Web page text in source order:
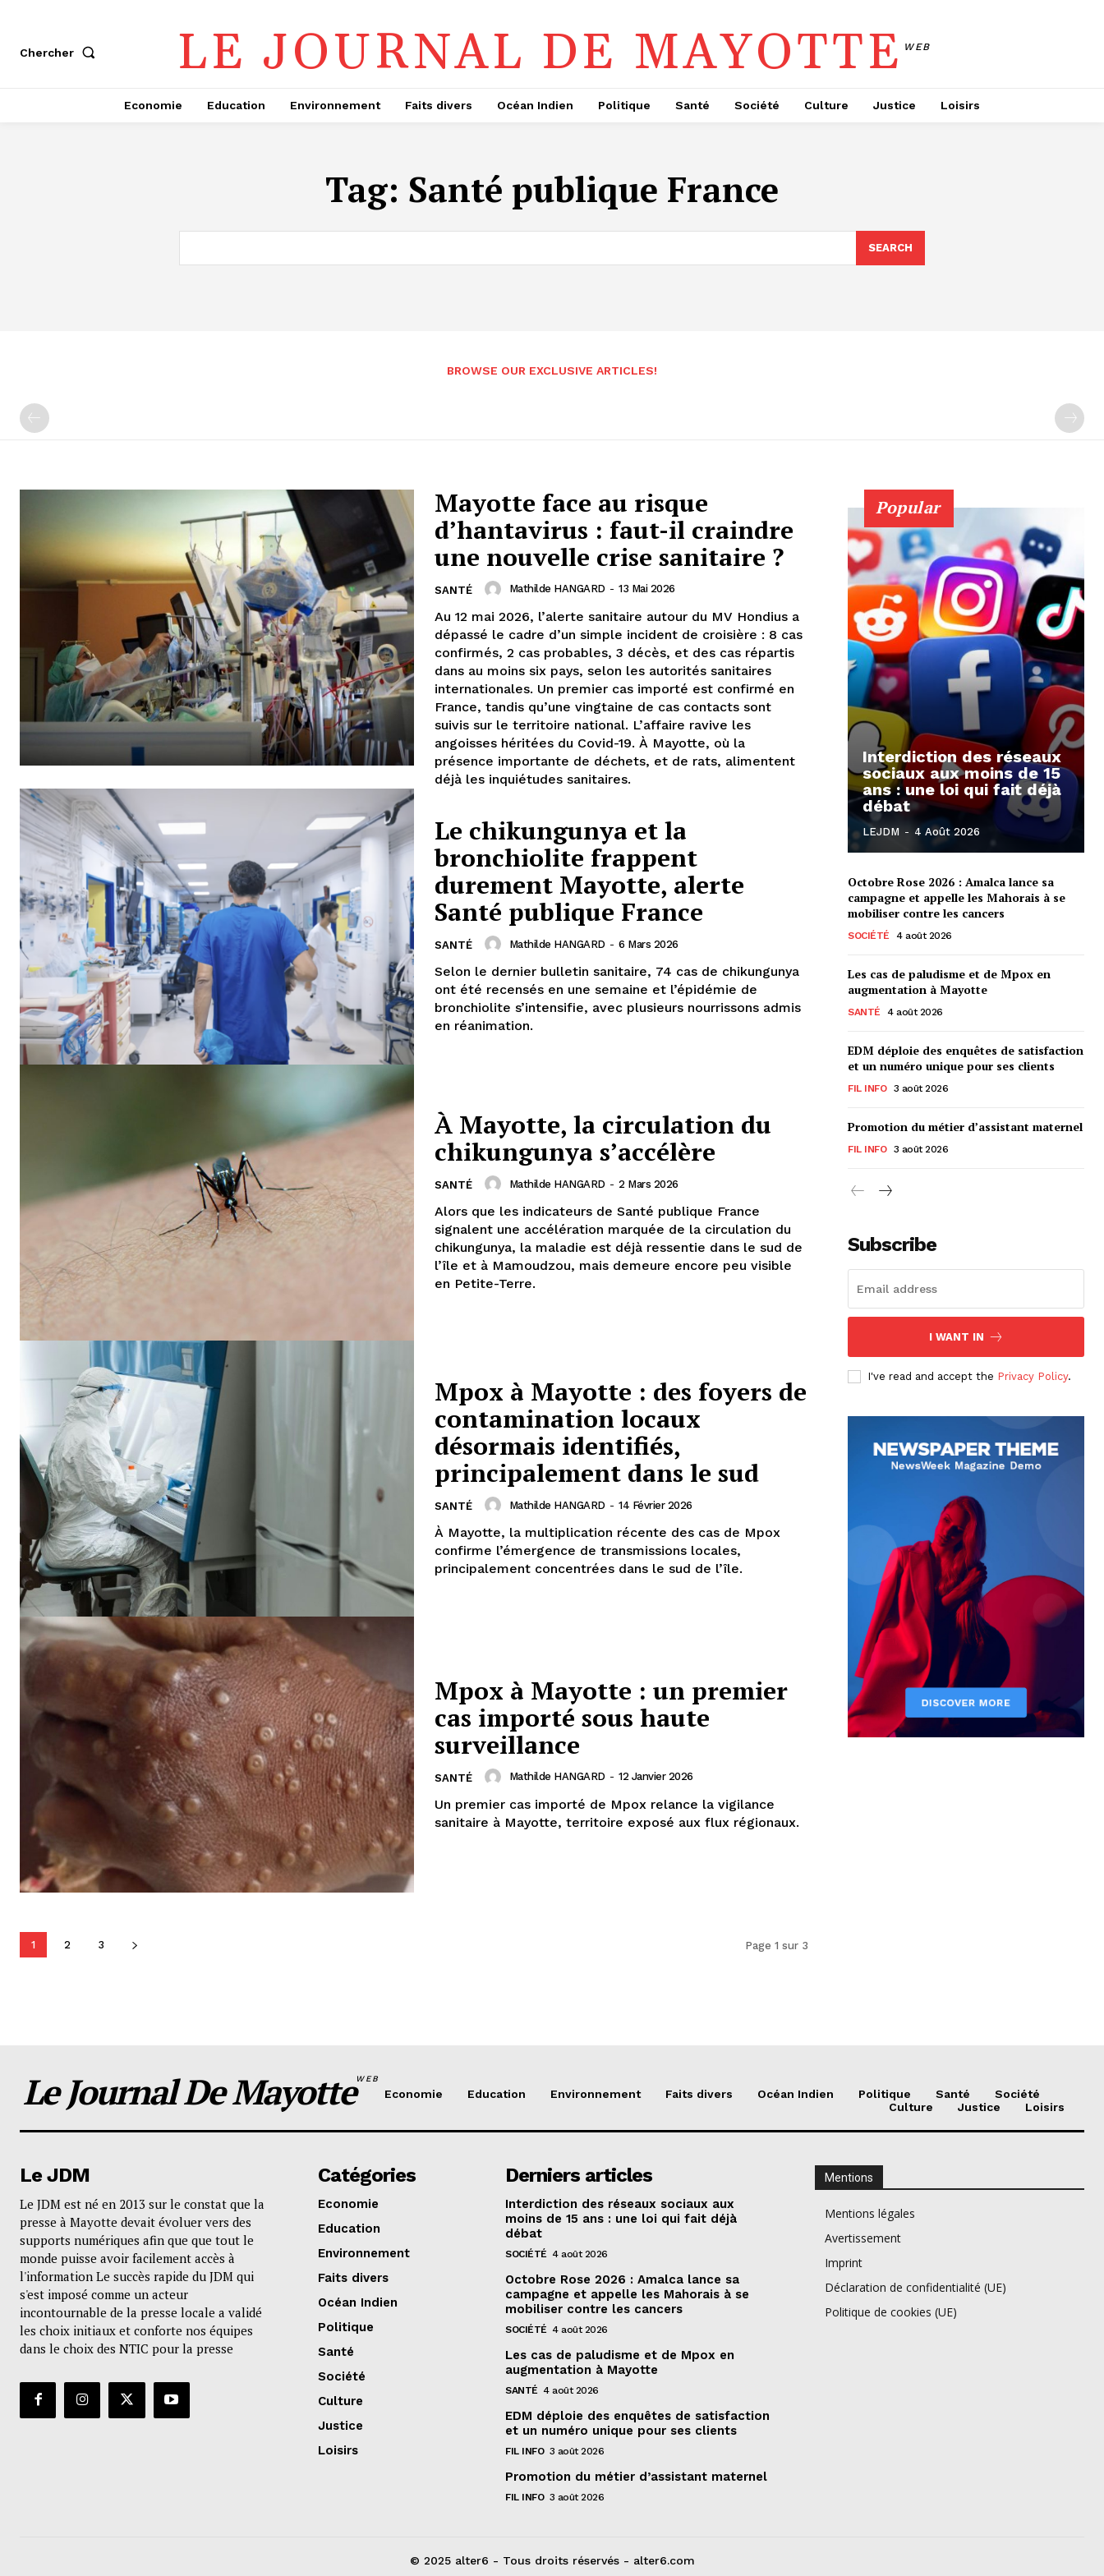
Chercher LE JOURNAL DE MAYOTTE WEB
Economie Education Environnement Faits divers Océan Indien Politique Santé Société Culture Justice Loisirs
Tag: Santé publique France
SEARCH
BROWSE OUR EXCLUSIVE ARTICLES!
Mayotte face au risque
d’hantavirus : faut-il craindre
une nouvelle crise sanitaire ?
SANTÉ Mathilde HANGARD - 13 Mai 2026
Au 12 mai 2026, l’alerte sanitaire autour du MV Hondius a
dépassé le cadre d’un simple incident de croisière : 8 cas
confirmés, 2 cas probables, 3 décès, et des cas répartis
dans au moins six pays, selon les autorités sanitaires
internationales. Un premier cas importé est confirmé en
France, tandis qu’une vingtaine de cas contacts sont
suivis sur le territoire national. L’affaire ravive les
angoisses héritées du Covid-19. À Mayotte, où la
présence importante de déchets, et de rats, alimentent
déjà les inquiétudes sanitaires.
Le chikungunya et la
bronchiolite frappent
durement Mayotte, alerte
Santé publique France
SANTÉ Mathilde HANGARD - 6 Mars 2026
Selon le dernier bulletin sanitaire, 74 cas de chikungunya
ont été recensés en une semaine et l’épidémie de
bronchiolite s’intensifie, avec plusieurs nourrissons admis
en réanimation.
À Mayotte, la circulation du
chikungunya s’accélère
SANTÉ Mathilde HANGARD - 2 Mars 2026
Alors que les indicateurs de Santé publique France
signalent une accélération marquée de la circulation du
chikungunya, la maladie est déjà ressentie dans le sud de
l’île et à Mamoudzou, mais demeure encore peu visible
en Petite-Terre.
Mpox à Mayotte : des foyers de
contamination locaux
désormais identifiés,
principalement dans le sud
SANTÉ Mathilde HANGARD - 14 Février 2026
À Mayotte, la multiplication récente des cas de Mpox
confirme l’émergence de transmissions locales,
principalement concentrées dans le sud de l’île.
Mpox à Mayotte : un premier
cas importé sous haute
surveillance
SANTÉ Mathilde HANGARD - 12 Janvier 2026
Un premier cas importé de Mpox relance la vigilance
sanitaire à Mayotte, territoire exposé aux flux régionaux.
1 2 3 Page 1 sur 3
Popular
Interdiction des réseaux
sociaux aux moins de 15
ans : une loi qui fait déjà
débat
LEJDM - 4 Août 2026
Octobre Rose 2026 : Amalca lance sa
campagne et appelle les Mahorais à se
mobiliser contre les cancers
SOCIÉTÉ 4 août 2026
Les cas de paludisme et de Mpox en
augmentation à Mayotte
SANTÉ 4 août 2026
EDM déploie des enquêtes de satisfaction
et un numéro unique pour ses clients
FIL INFO 3 août 2026
Promotion du métier d’assistant maternel
FIL INFO 3 août 2026
Subscribe
I WANT IN
I've read and accept the Privacy Policy.
Le Journal De MayotteWEB
Economie Education Environnement Faits divers Océan Indien Politique Santé
Société
Culture
Justice Loisirs
Le JDM
Le JDM est né en 2013 sur le constat que la
presse à Mayotte devait évoluer vers des
supports numériques afin que que tout le
monde puisse avoir facilement accès à
l'information Le succès rapide du JDM qui
s'est imposé comme un acteur
incontournable de la presse locale a validé
les choix initiaux et conforte nos équipes
dans le choix des NTIC pour la presse
Catégories
Economie
Education
Environnement
Faits divers
Océan Indien
Politique
Santé
Société
Culture
Justice
Loisirs
Derniers articles
Interdiction des réseaux sociaux aux
moins de 15 ans : une loi qui fait déjà
débat
SOCIÉTÉ 4 août 2026
Octobre Rose 2026 : Amalca lance sa
campagne et appelle les Mahorais à se
mobiliser contre les cancers
SOCIÉTÉ 4 août 2026
Les cas de paludisme et de Mpox en
augmentation à Mayotte
SANTÉ 4 août 2026
EDM déploie des enquêtes de satisfaction
et un numéro unique pour ses clients
FIL INFO 3 août 2026
Promotion du métier d’assistant maternel
FIL INFO 3 août 2026
Mentions
Mentions légales
Avertissement
Imprint
Déclaration de confidentialité (UE)
Politique de cookies (UE)
© 2025 alter6 - Tous droits réservés - alter6.com